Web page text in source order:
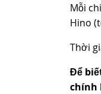
Mỗi
Hino
Thời
Để
chính